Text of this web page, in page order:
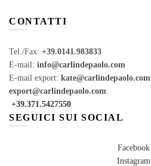
CONTATTI
Tel./Fax: +39.0141.983833
E-mail: info@carlindepaolo.com
E-mail export: kate@carlindepaolo.com
export@carlindepaolo.com
+39.371.5427550
SEGUICI SUI SOCIAL
Facebook
Instagram